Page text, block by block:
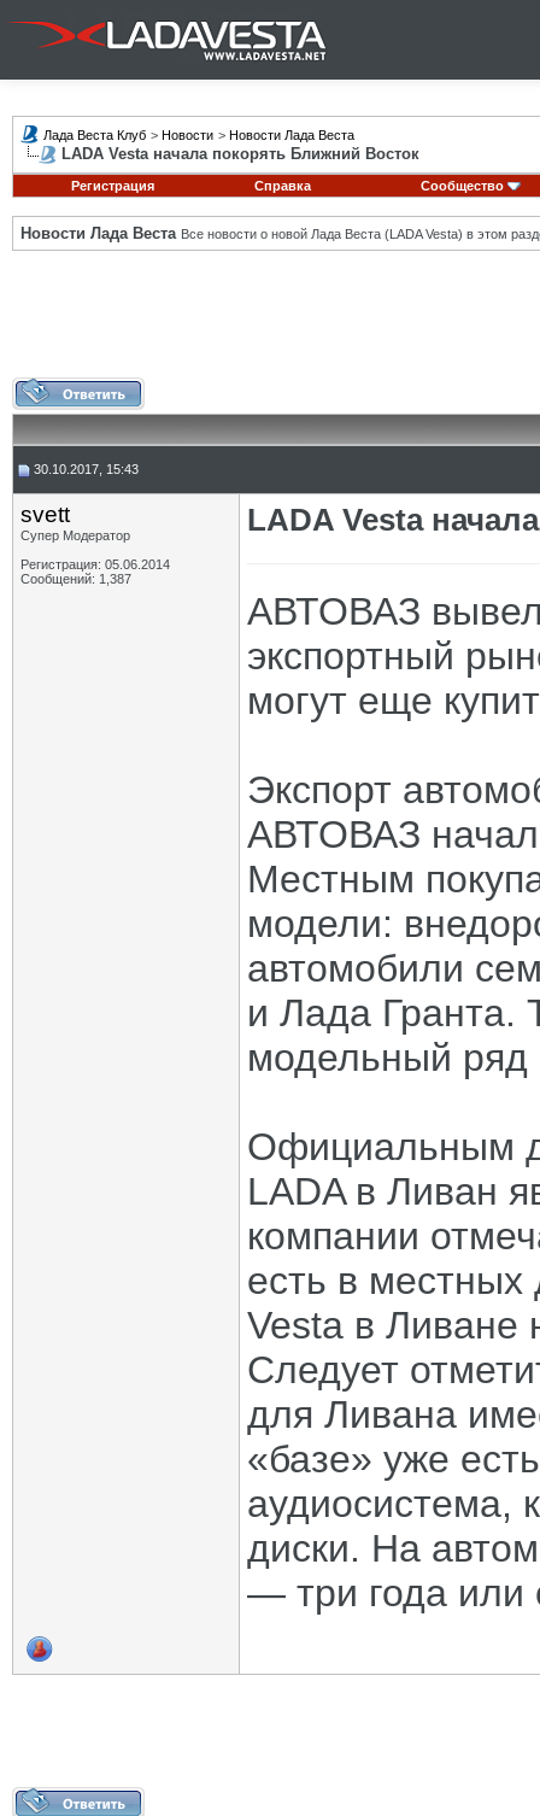
Лада Веста Клуб > Новости > Новости Лада Веста
LADA Vesta начала покорять Ближний Восток
Регистрация Справка Сообщество
Новости Лада Веста Все новости о новой Лада Веста (LADA Vesta) в этом
30.10.2017, 15:43
svett
Супер Модератор
Регистрация: 05.06.2014
Сообщений: 1,387
LADA Vesta
АВТОВАЗ
экспортный
могут еще
Экспорт
АВТОВАЗ
Местным
модели:
автомобили
и Лада Гранта.
модельный ряд
Официальным
LADA в Ливан
компании
есть в местных
Vesta в Ливане
Следует
для Ливана
«базе» уже
аудиосистема,
диски. На
— три года или